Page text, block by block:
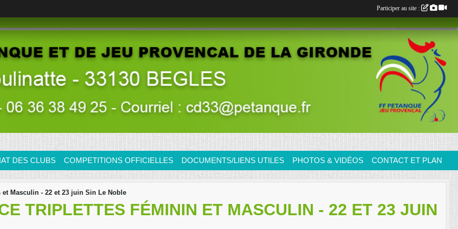
DES CLUBS COMPETITIONS OFFICIELLES DOCUMENTS/LIENS UTILES PHOTOS & VIDÉOS CONTACT ET PLAN
Masculin - 22 et 23 juin Sin Le Noble
TRIPLETTES FÉMININ ET MASCULIN - 22 ET 23 JUIN
Participer au site :